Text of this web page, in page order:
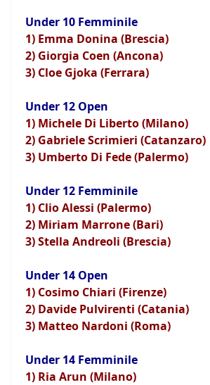
Under 10 Femminile
1) Emma Donina (Brescia)
2) Giorgia Coen (Ancona)
3) Cloe Gjoka (Ferrara)
Under 12 Open
1) Michele Di Liberto (Milano)
2) Gabriele Scrimieri (Catanzaro)
3) Umberto Di Fede (Palermo)
Under 12 Femminile
1) Clio Alessi (Palermo)
2) Miriam Marrone (Bari)
3) Stella Andreoli (Brescia)
Under 14 Open
1) Cosimo Chiari (Firenze)
2) Davide Pulvirenti (Catania)
3) Matteo Nardoni (Roma)
Under 14 Femminile
1) Ria Arun (Milano)